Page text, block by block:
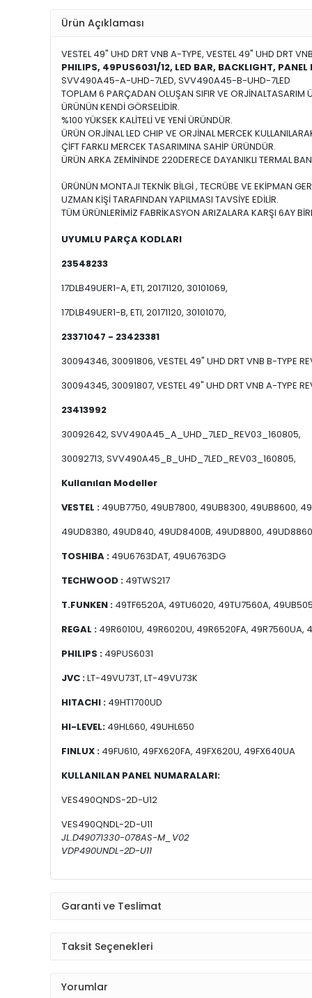
Ürün Açıklaması
VESTEL 49" UHD DRT VNB A-TYPE, VESTEL 49" UHD DRT
PHILIPS, 49PUS6031/12, LED BAR, BACKLIGHT,
SVV490A45-A-UHD-7LED, SVV490A45-B-UHD-7LED
TOPLAM 6 PARÇADAN OLUŞAN SIFIR VE ORJİNALTASARIM
ÜRÜNÜN KENDİ GÖRSELİDİR.
%100 YÜKSEK KALİTELİ VE YENİ ÜRÜNDÜR.
ÜRÜN ORJİNAL LED CHIP VE ORJİNAL MERCEK
ÇİFT FARKLI MERCEK TASARIMINA SAHİP ÜRÜNDÜR.
ÜRÜN ARKA ZEMİNİNDE 220DERECE DAYANIKLI TERMAL
ÜRÜNÜN MONTAJI TEKNİK BİLGİ , TECRÜBE VE EKİPMAN
UZMAN KİŞİ TARAFINDAN YAPILMASI TAVSİYE EDİLİR.
TÜM ÜRÜNLERİMİZ FABRİKASYON ARIZALARA KARŞI 6AY
UYUMLU PARÇA KODLARI
23548233
17DLB49UER1-A, ETI, 20171120, 30101069,
17DLB49UER1-B, ETI, 20171120, 30101070,
23371047 - 23423381
30094346, 30091806, VESTEL 49" UHD DRT VNB B-TYPE
30094345, 30091807, VESTEL 49" UHD DRT VNB A-TYPE
23413992
30092642, SVV490A45_A_UHD_7LED_REV03_160805,
30092713, SVV490A45_B_UHD_7LED_REV03_160805,
Kullanılan Modeller
VESTEL : 49UB7750, 49UB7800, 49UB8300, 49UB8600,
49UD8380, 49UD840, 49UD8400B, 49UD8800,
TOSHIBA : 49U6763DAT, 49U6763DG
TECHWOOD : 49TWS217
T.FUNKEN : 49TF6520A, 49TU6020, 49TU7560A,
REGAL : 49R6010U, 49R6020U, 49R6520FA, 49R7560UA,
PHILIPS : 49PUS6031
JVC :LT-49VU73T, LT-49VU73K
HITACHI : 49HT1700UD
HI-LEVEL: 49HL660, 49UHL650
FINLUX : 49FU610, 49FX620FA, 49FX620U, 49FX640UA
KULLANILAN PANEL NUMARALARI:
VES490QNDS-2D-U12
VES490QNDL-2D-U11
JL.D49071330-078AS-M_V02
VDP490UNDL-2D-U11
Garanti ve Teslimat
Taksit Seçenekleri
Yorumlar